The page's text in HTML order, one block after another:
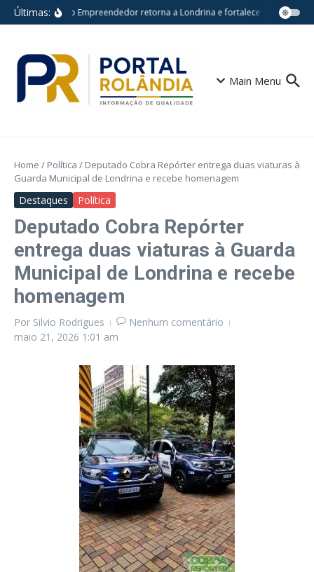
Ir para o conteúdo
Últimas:Feira do Empreendedor retorna a Londrina e fortalece pequenos
Main Menu
Home / Política / Deputado Cobra Repórter entrega duas viaturas à
Guarda Municipal de Londrina e recebe homenagem
Destaques Política
Deputado Cobra Repórter
entrega duas viaturas à Guarda
Municipal de Londrina e recebe
homenagem
Por Silvio Rodrigues
Nenhum comentário
maio 21, 2026 1:01 am